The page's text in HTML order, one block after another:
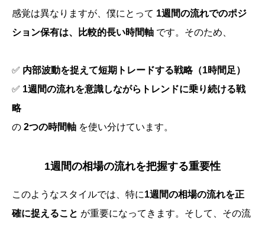
感覚は異なりますが、僕にとって 1週間の流れでのポジ
ション保有は、比較的長い時間軸 です。そのため、
✅ 内部波動を捉えて短期トレードする戦略（1時間足）
✅ 1週間の流れを意識しながらトレンドに乗り続ける戦
略
の 2つの時間軸 を使い分けています。
1週間の相場の流れを把握する重要性
このようなスタイルでは、特に1週間の相場の流れを正
確に捉えること が重要になってきます。そして、その流